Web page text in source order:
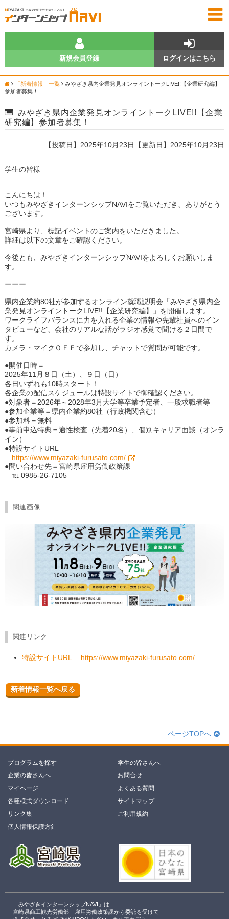
ログインはこちら
新規会員登録
「新着情報」一覧 みやざき県内企業発見オンライントークLIVE!!【企業研究編】
参加者募集！
みやざき県内企業発見オンライントークLIVE!!【企業
研究編】参加者募集！
【投稿日】2025年10月23日【更新日】2025年10月23日
学生の皆様
こんにちは！
いつもみやざきインターンシップNAVIをご覧いただき、ありがとう
ございます。
宮崎県より、標記イベントのご案内をいただきました。
詳細は以下の文章をご確認ください。
今後とも、みやざきインターンシップNAVIをよろしくお願いしま
す。
ーーー
県内企業約80社が参加するオンライン就職説明会「みやざき県内企
業発見オンライントークLIVE!!【企業研究編】」を開催します。
ワークライフバランスに力を入れる企業の情報や先輩社員へのイン
タビューなど、会社のリアルな話がラジオ感覚で聞ける２日間で
す。
カメラ・マイクＯＦＦで参加し、チャットで質問が可能です。
●開催日時＝
2025年11月８日（土）、９日（日）
各日いずれも10時スタート！
各企業の配信スケジュールは特設サイトで御確認ください。
●対象者＝2026年～2028年3月大学等卒業予定者、一般求職者等
●参加企業等＝県内企業約80社（行政機関含む）
●参加料＝無料
●事前申込特典＝適性検査（先着20名）、個別キャリア面談（オンラ
イン）
●特設サイトURL
https://www.miyazaki-furusato.com/
●問い合わせ先＝宮崎県雇用労働政策課
℡ 0985-26-7105
関連画像
関連リンク
特設サイトURL https://www.miyazaki-furusato.com/
新着情報一覧へ戻る
ページTOPへ
プログラムを探す
学生の皆さんへ
企業の皆さんへ
お問合せ
マイページ
よくある質問
各種様式ダウンロード
サイトマップ
リンク集
ご利用規約
個人情報保護方針
「みやざきインターンシップNAVI」は
宮崎県商工観光労働部 雇用労働政策課から委託を受けて